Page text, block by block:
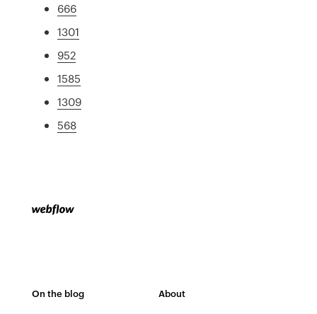
666
1301
952
1585
1309
568
On the blog About